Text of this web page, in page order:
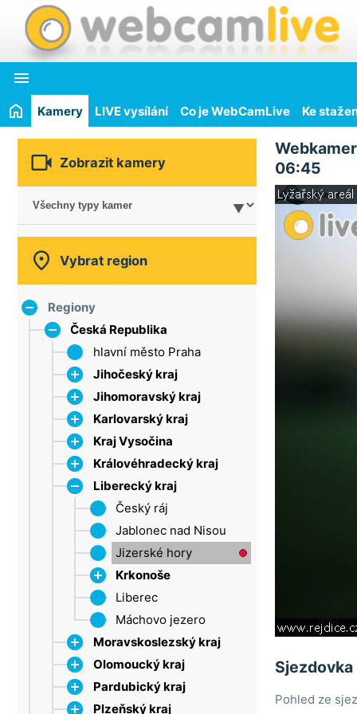

Kamery LIVE vysílání Co je WebCamLive Ke
 Zobrazit kamery
 Vybrat region
Regiony
Česká Republika
hlavní město Praha
Jihočeský kraj
Dačice
Strakonice
Šumava
Lipno
Třeboňsko
Jihomoravský kraj
Bílé Karpaty
Břeclav
Brno
Drahanská vrchovina
Moravský kras
Olešnice
Pálava
Tišnov
Vranov nad Dyjí
Znojmo
Karlovarský kraj
Krušné hory
Mariánské Lázně
Sokolov
Kraj Vysočina
Jihlava
Třebíč
Velké Meziříčí
Žďárské vrchy
Královéhradecký kraj
CHKO Broumovsko
Broumovská
vrchovina
Jestřebí hory
Dobruška
Hradec Králové
Krkonoše (HK)
Špindlerův Mlýn
Nová Paka
Orlické hory
Trutnov
Liberecký kraj
Český ráj
Jablonec nad Nisou
Jizerské hory
Krkonoše
Benecko
Harrachov
Liberec
Máchovo jezero
Moravskoslezský kraj
Beskydy
Frýdek-Místek
Jeseníky (MS)
Olomoucký kraj
Jeseníky
Branná
Litovel
Pardubický kraj
Chrudim
Plzeňský kraj
06:45
Pohled ze